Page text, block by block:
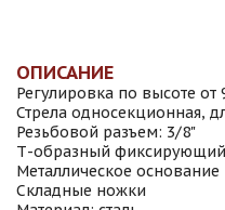
ОПИСАНИЕ
Регулировка по высоте от
Стрела односекционная,
Резьбовой разъем: 3/8"
Т-образный
Металлическое основание
Складные ножки